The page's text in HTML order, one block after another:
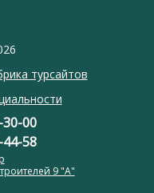
турсайтов
00
58
9 "А"